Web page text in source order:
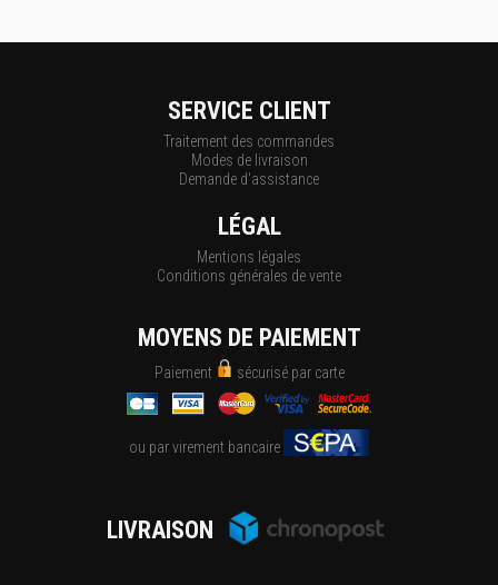
SERVICE CLIENT
Traitement des commandes
Modes de livraison
Demande d'assistance
LÉGAL
Mentions légales
Conditions générales de vente
MOYENS DE PAIEMENT
Paiement sécurisé par carte
ou par virement bancaire
LIVRAISON